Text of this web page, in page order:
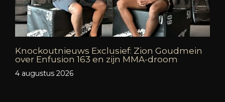
Knockoutnieuws Exclusief: Zion Goudmein
over Enfusion 163 en zijn MMA-droom
4 augustus 2026